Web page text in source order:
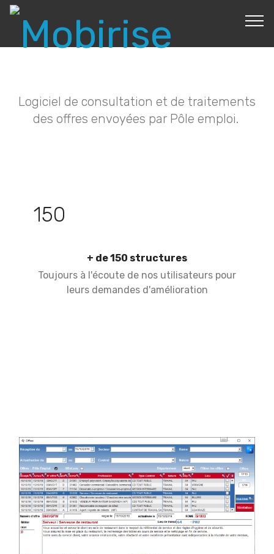
Logiciel de consultation et de traitements
des offres envoyées par Pôle emploi.
150
+ de 150 structures
Toujours à l'écoute de nos utilisateurs pour
leurs demandes d'amélioration